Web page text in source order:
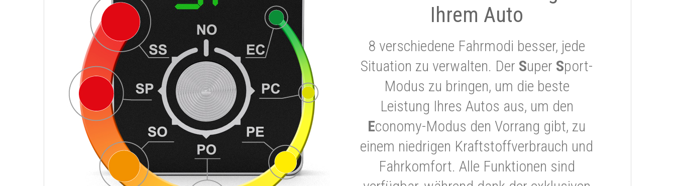
Ihrem Auto
8 verschiedene Fahrmodi besser, jede
Situation zu verwalten. Der Super Sport-
Modus zu bringen, um die beste
Leistung Ihres Autos aus, um den
Economy-Modus den Vorrang gibt, zu
einem niedrigen Kraftstoffverbrauch und
Fahrkomfort. Alle Funktionen sind